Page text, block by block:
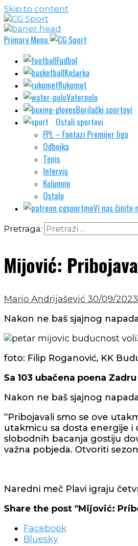
Skip to content
Primary Menu
Fudbal
Košarka
Rukomet
Vaterpolo
Borilački sportovi
Ostali sportovi
FPL – Fantazi Premijer liga
Odbojka
Tenis
Intervju
Kolumne
Ostalo
Vi nas činite
Pretraga:
Mijović:
Mario Andrijašević 30/09/2023
Nakon ne baš sjajnog
foto: Filip Roganović, KK
Sa 103 ubačena poena
Nakon ne baš sjajnog
“Pribojavali smo se ove
utakmicu sa dosta energije i
slobodnih bacanja gostiju
važna pobjeda. Otvoriti
Naredni meč Plavi igraju
Share the post "Mijović:
Facebook
Bluesky